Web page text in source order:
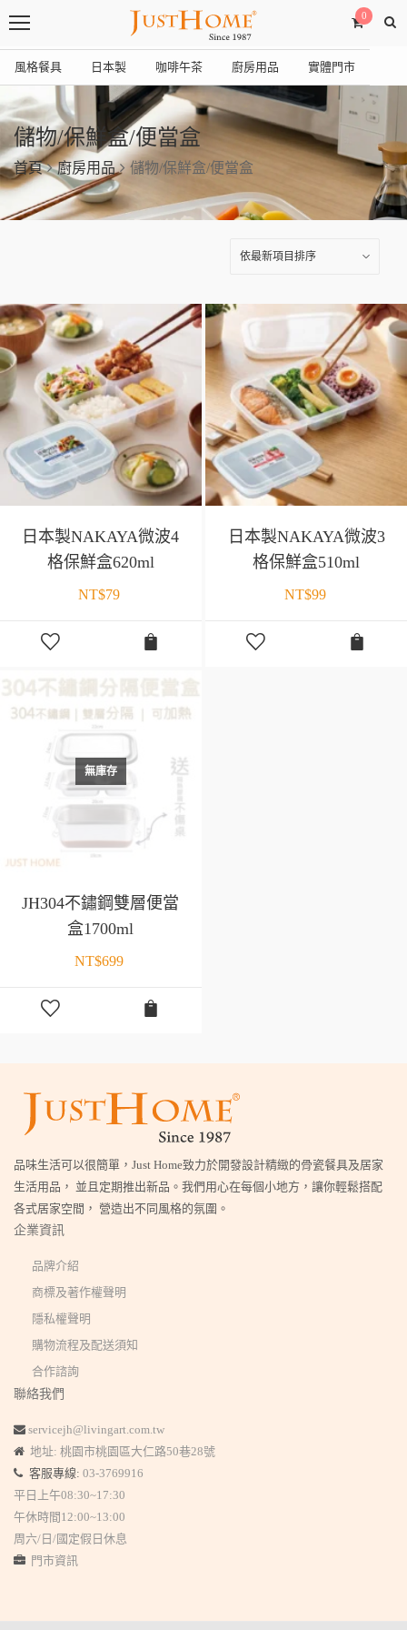
0
風格餐具 日本製 咖啡午茶 廚房用品 實體門市
儲物/保鮮盒/便當盒
首頁 廚房用品 儲物/保鮮盒/便當盒
日本製NAKAYA微波4
格保鮮盒620ml
NT$79
日本製NAKAYA微波3
格保鮮盒510ml
NT$99
無庫存
JH304不鏽鋼雙層便當
盒1700ml
NT$699
品味生活可以很簡單，Just Home致力於開發設計精緻的骨瓷餐具及居家
生活用品， 並且定期推出新品。我們用心在每個小地方，讓你輕鬆搭配
各式居家空間， 營造出不同風格的氛圍。
企業資訊
品牌介紹
商標及著作權聲明
隱私權聲明
購物流程及配送須知
合作諮詢
聯絡我們
servicejh@livingart.com.tw
地址: 桃園市桃園區大仁路50巷28號
客服專線: 03-3769916
平日上午08:30~17:30
午休時間12:00~13:00
周六/日/國定假日休息
門市資訊